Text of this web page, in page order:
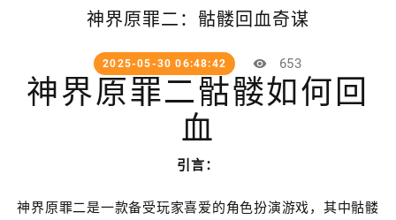
神界原罪二：骷髅回血奇谋
2025-05-30 06:48:42 653
神界原罪二骷髅如何回
血
引言：
神界原罪二是一款备受玩家喜爱的角色扮演游戏，其中骷髅